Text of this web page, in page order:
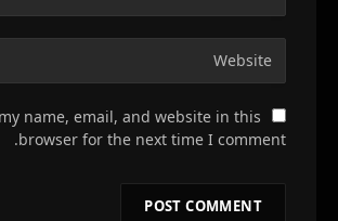
name, email, and website in this
browser for the next time I comment.